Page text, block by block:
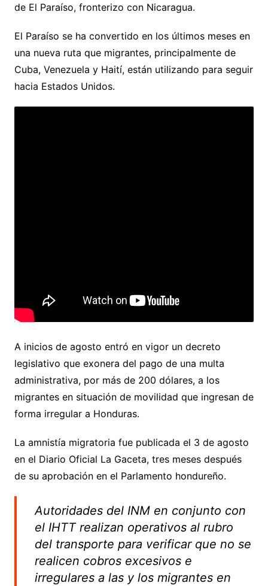
de El Paraíso, fronterizo con Nicaragua.
El Paraíso se ha convertido en los últimos meses en
una nueva ruta que migrantes, principalmente de
Cuba, Venezuela y Haití, están utilizando para seguir
hacia Estados Unidos.
A inicios de agosto entró en vigor un decreto
legislativo que exonera del pago de una multa
administrativa, por más de 200 dólares, a los
migrantes en situación de movilidad que ingresan de
forma irregular a Honduras.
La amnistía migratoria fue publicada el 3 de agosto
en el Diario Oficial La Gaceta, tres meses después
de su aprobación en el Parlamento hondureño.
Autoridades del INM en conjunto con
el IHTT realizan operativos al rubro
del transporte para verificar que no se
realicen cobros excesivos e
irregulares a las y los migrantes en